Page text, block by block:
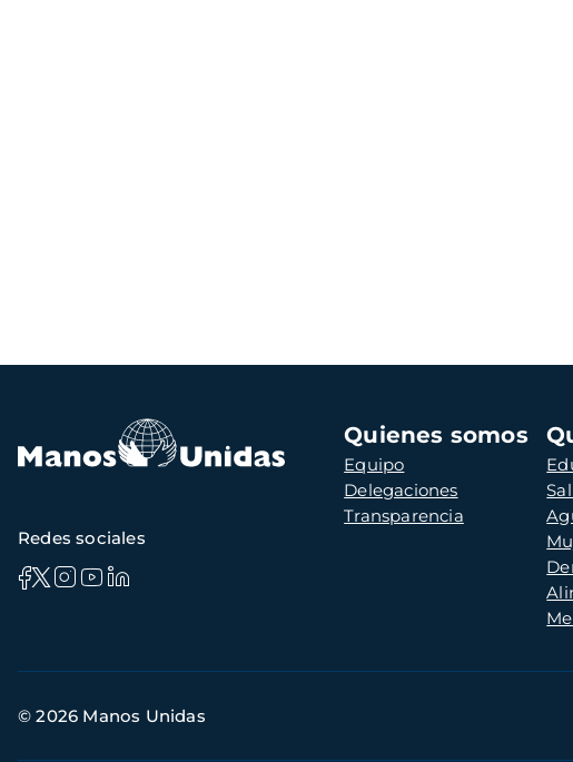
Navegación
principal
Quienes somos
Equipo
Delegaciones
Transparencia
Redes sociales
de
© 2026 Manos Unidas